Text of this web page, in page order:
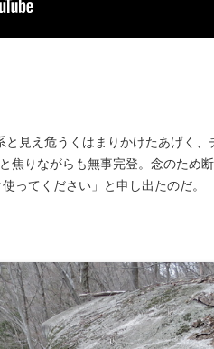
と見え危うくはまりかけたあげく
焦りながらも無事完登。念のため
ってください」と申し出たのだ。